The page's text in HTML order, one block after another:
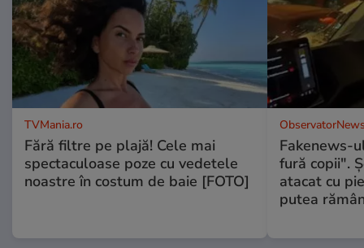
TVMania.ro
Fără filtre pe plajă! Cele mai
spectaculoase poze cu vedetele
noastre în costum de baie [FOTO]
Fakenews-
fură copii".
atacat cu
putea